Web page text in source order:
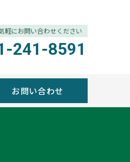
軽にお問い合わせください
241-8591
お問い合わせ